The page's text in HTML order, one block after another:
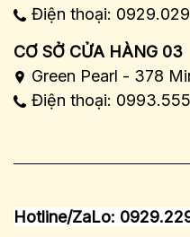
Điện thoại:
CƠ SỞ CỬA HÀNG 03
Green Pearl - 378
Điện thoại:
Hotline/ZaLo: